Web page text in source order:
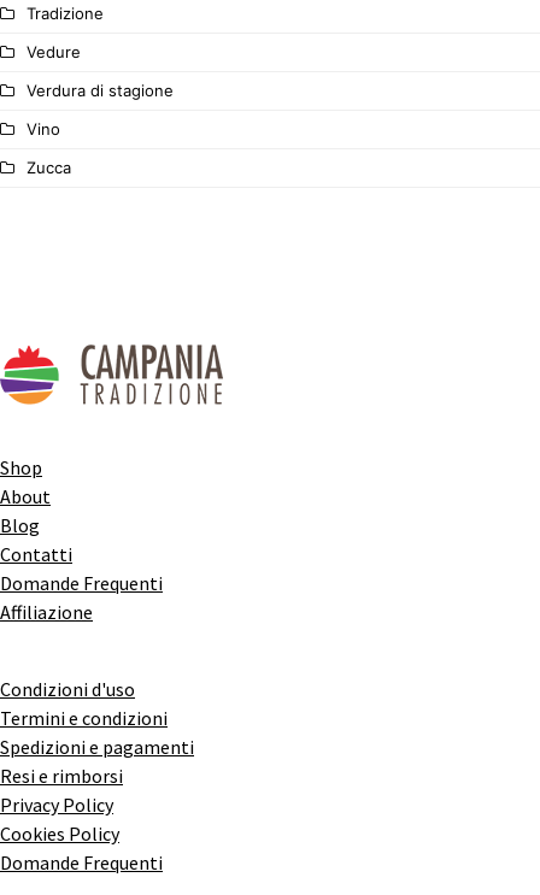
Tradizione
Vedure
Verdura di stagione
Vino
Zucca
Shop
About
Blog
Contatti
Domande Frequenti
Affiliazione
Condizioni d'uso
Termini e condizioni
Spedizioni e pagamenti
Resi e rimborsi
Privacy Policy
Cookies Policy
Domande Frequenti